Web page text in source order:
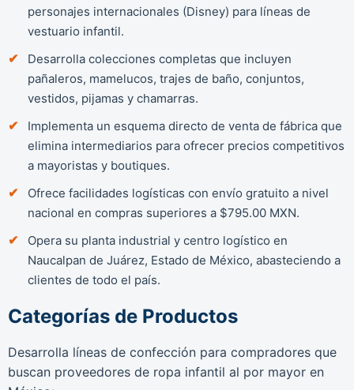
personajes internacionales (Disney) para líneas de
vestuario infantil.
Desarrolla colecciones completas que incluyen
pañaleros, mamelucos, trajes de baño, conjuntos,
vestidos, pijamas y chamarras.
Implementa un esquema directo de venta de fábrica que
elimina intermediarios para ofrecer precios competitivos
a mayoristas y boutiques.
Ofrece facilidades logísticas con envío gratuito a nivel
nacional en compras superiores a $795.00 MXN.
Opera su planta industrial y centro logístico en
Naucalpan de Juárez, Estado de México, abasteciendo a
clientes de todo el país.
Categorías de Productos
Desarrolla líneas de confección para compradores que
buscan proveedores de ropa infantil al por mayor en